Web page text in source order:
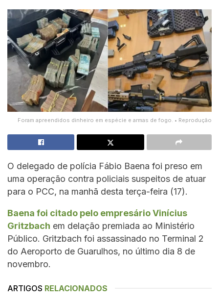
Foram apreendidos dinheiro em espécie e armas de fogo. • Reprodução
O delegado de polícia Fábio Baena foi preso em
uma operação contra policiais suspeitos de atuar
para o PCC, na manhã desta terça-feira (17).
Baena foi citado pelo empresário Vinícius
Gritzbach em delação premiada ao Ministério
Público. Gritzbach foi assassinado no Terminal 2
do Aeroporto de Guarulhos, no último dia 8 de
novembro.
ARTIGOS RELACIONADOS